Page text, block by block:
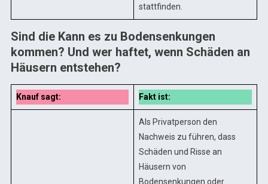
stattfinden.
Sind die Kann es zu Bodensenkungen
kommen? Und wer haftet, wenn Schäden an
Häusern entstehen?
Knauf sagt: Fakt ist:
Als Privatperson den
Nachweis zu führen, dass
Schäden und Risse an
Häusern von
Bodensenkungen oder